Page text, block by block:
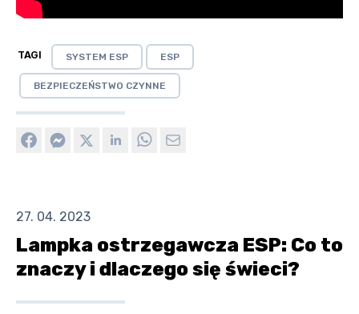
TAGI SYSTEM ESP ESP
BEZPIECZEŃSTWO CZYNNE
27. 04. 2023
Lampka ostrzegawcza ESP: Co to
znaczy i dlaczego się świeci?